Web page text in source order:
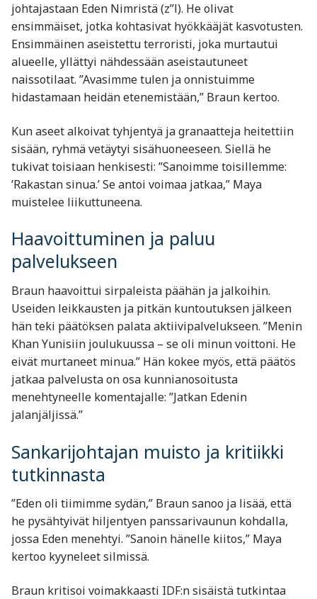
johtajastaan Eden Nimristä (z”l). He olivat
ensimmäiset, jotka kohtasivat hyökkääjät kasvotusten.
Ensimmäinen aseistettu terroristi, joka murtautui
alueelle, yllättyi nähdessään aseistautuneet
naissotilaat. ”Avasimme tulen ja onnistuimme
hidastamaan heidän etenemistään,” Braun kertoo.
Kun aseet alkoivat tyhjentyä ja granaatteja heitettiin
sisään, ryhmä vetäytyi sisähuoneeseen. Siellä he
tukivat toisiaan henkisesti: ”Sanoimme toisillemme:
’Rakastan sinua.’ Se antoi voimaa jatkaa,” Maya
muistelee liikuttuneena.
Haavoittuminen ja paluu
palvelukseen
Braun haavoittui sirpaleista päähän ja jalkoihin.
Useiden leikkausten ja pitkän kuntoutuksen jälkeen
hän teki päätöksen palata aktiivipalvelukseen. ”Menin
Khan Yunisiin joulukuussa – se oli minun voittoni. He
eivät murtaneet minua.” Hän kokee myös, että päätös
jatkaa palvelusta on osa kunnianosoitusta
menehtyneelle komentajalle: ”Jatkan Edenin
jalanjäljissä.”
Sankarijohtajan muisto ja kritiikki
tutkinnasta
”Eden oli tiimimme sydän,” Braun sanoo ja lisää, että
he pysähtyivät hiljentyen panssarivaunun kohdalla,
jossa Eden menehtyi. ”Sanoin hänelle kiitos,” Maya
kertoo kyyneleet silmissä.
Braun kritisoi voimakkaasti IDF:n sisäistä tutkintaa